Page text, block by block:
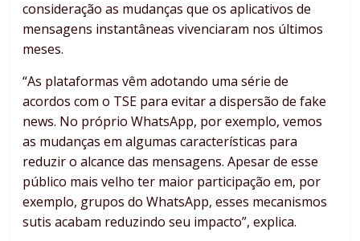
consideração as mudanças que os aplicativos de
mensagens instantâneas vivenciaram nos últimos
meses.
“As plataformas vêm adotando uma série de
acordos com o TSE para evitar a dispersão de fake
news. No próprio WhatsApp, por exemplo, vemos
as mudanças em algumas características para
reduzir o alcance das mensagens. Apesar de esse
público mais velho ter maior participação em, por
exemplo, grupos do WhatsApp, esses mecanismos
sutis acabam reduzindo seu impacto”, explica.